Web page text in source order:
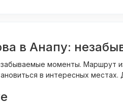
в Анапу:
моменты. Маршрут
в интересных